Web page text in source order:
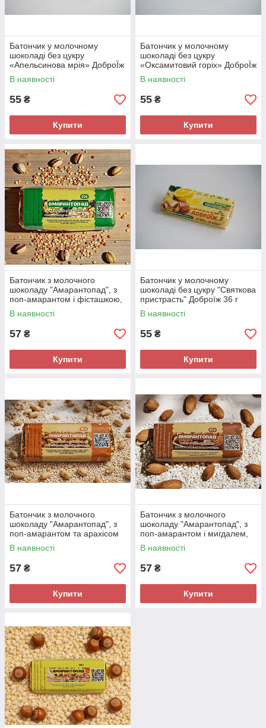
Батончик у молочному
шоколаді без цукру
«Апельсинова мрія» ДоброЇж
36 г
В наявності
55 ₴
Купити
Батончик у молочному
шоколаді без цукру
«Оксамитовий горіх» ДоброЇж
36 г
В наявності
55 ₴
Купити
Батончик з молочного
шоколаду "Амарантопад", з
поп-амарантом і фісташкою,
20 г
В наявності
57 ₴
Купити
Батончик у молочному
шоколаді без цукру "Святкова
пристрасть" Доброїж 36 г
В наявності
55 ₴
Купити
Батончик з молочного
шоколаду "Амарантопад", з
поп-амарантом та арахісом
20 г
В наявності
57 ₴
Купити
Батончик з молочного
шоколаду "Амарантопад", з
поп-амарантом і мигдалем,
20 г
В наявності
57 ₴
Купити